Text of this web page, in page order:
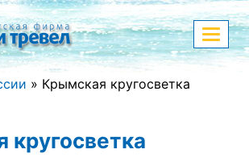
44-68
сайта
меню
» Крымская кругосветка
кругосветка